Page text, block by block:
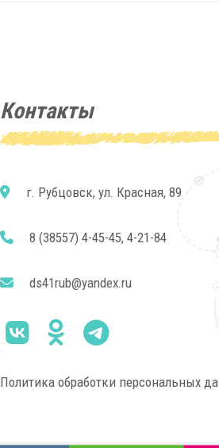
Контакты
г. Рубцовск, ул. Красная, 89
8 (38557) 4-45-45, 4-21-84
ds41rub@yandex.ru
Политика обработки персональных